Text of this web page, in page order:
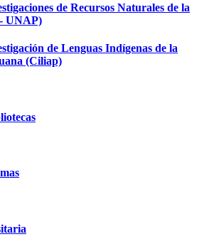
de Recursos Naturales de la
UNAP)
de Lenguas Indígenas de la
(Ciliap)